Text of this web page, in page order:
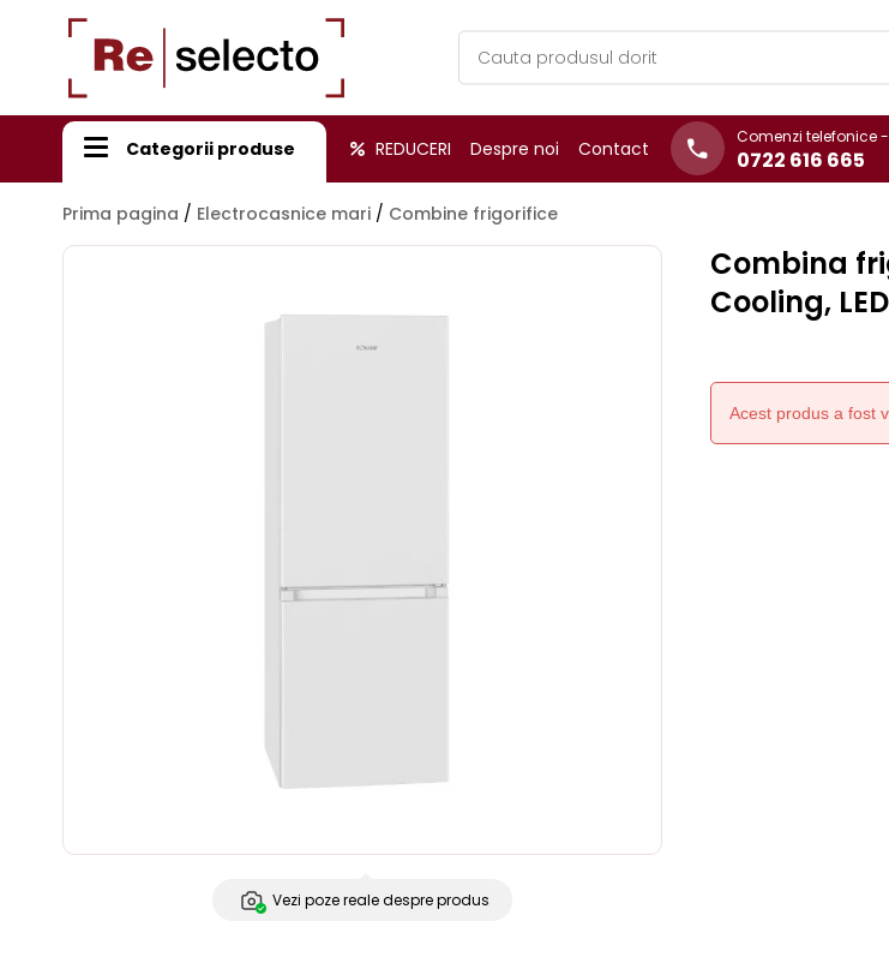
Products
search
Categorii produse REDUCERI Despre noi Contact
Comenzi telefonice
0722 616 665
Prima pagina / Electrocasnice mari / Combine frigorifice
Vezi poze reale despre produs
Combina
Cooling,
Acest produs a fost